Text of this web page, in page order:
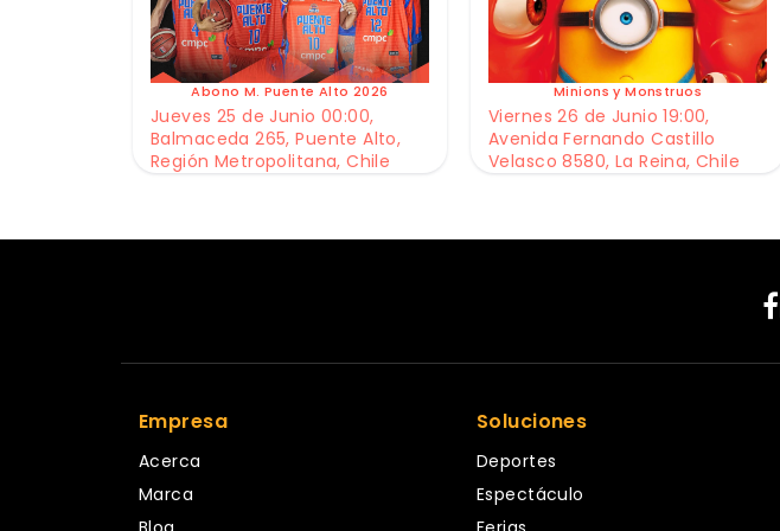
Abono M. Puente Alto 2026
Jueves 25 de Junio 00:00,
Balmaceda 265, Puente Alto,
Región Metropolitana, Chile
Minions y Monstruos
Viernes 26 de Junio 19:00,
Avenida Fernando Castillo
Velasco 8580, La Reina, Chile
Empresa
Acerca
Marca
Soluciones
Deportes
Espectáculo